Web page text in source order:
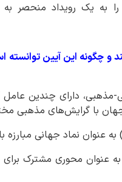
را به یک رویداد منحصر
و چگونه این آیین
مذهبی، دارای چندین
با گرایش‌های مذهبی
نماد جهانی مبارزه
عنوان محوری مشترک